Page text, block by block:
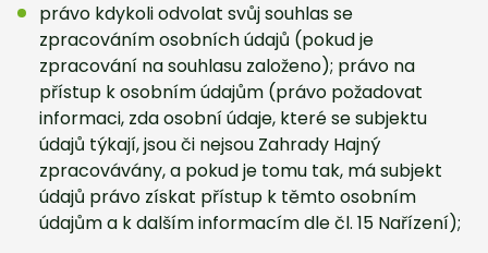
právo kdykoli odvolat svůj souhlas se
zpracováním osobních údajů (pokud je
zpracování na souhlasu založeno); právo na
přístup k osobním údajům (právo požadovat
informaci, zda osobní údaje, které se subjektu
údajů týkají, jsou či nejsou Zahrady Hajný
zpracovávány, a pokud je tomu tak, má subjekt
údajů právo získat přístup k těmto osobním
údajům a k dalším informacím dle čl. 15 Nařízení);